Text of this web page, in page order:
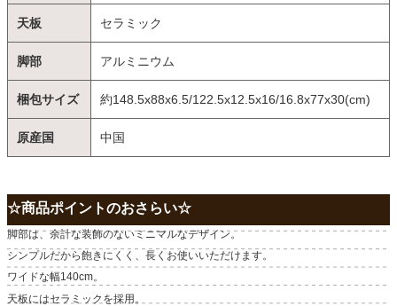
天板 セラミック
脚部 アルミニウム
梱包サイズ 約148.5x88x6.5/122.5x12.5x16/16.8x77x30(cm)
原産国 中国
☆商品ポイントのおさらい☆
脚部は、余計な装飾のないミニマルなデザイン。
シンプルだから飽きにくく、長くお使いいただけます。
ワイドな幅140cm。
天板にはセラミックを採用。